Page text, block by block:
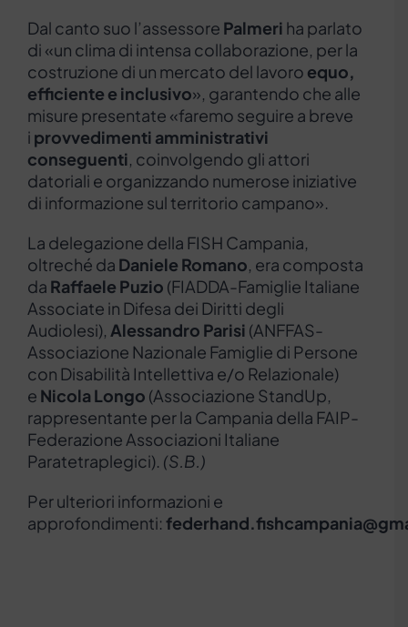
Dal canto suo l’assessore Palmeri ha parlato
di «un clima di intensa collaborazione, per la
costruzione di un mercato del lavoro equo,
efficiente e inclusivo», garantendo che alle
misure presentate «faremo seguire a breve
i provvedimenti amministrativi
conseguenti, coinvolgendo gli attori
datoriali e organizzando numerose iniziative
di informazione sul territorio campano».
La delegazione della FISH Campania,
oltreché da Daniele Romano, era composta
da Raffaele Puzio (FIADDA-Famiglie Italiane
Associate in Difesa dei Diritti degli
Audiolesi), Alessandro Parisi (ANFFAS-
Associazione Nazionale Famiglie di Persone
con Disabilità Intellettiva e/o Relazionale)
e Nicola Longo (Associazione StandUp,
rappresentante per la Campania della FAIP-
Federazione Associazioni Italiane
Paratetraplegici). (S.B.)
Per ulteriori informazioni e
approfondimenti: